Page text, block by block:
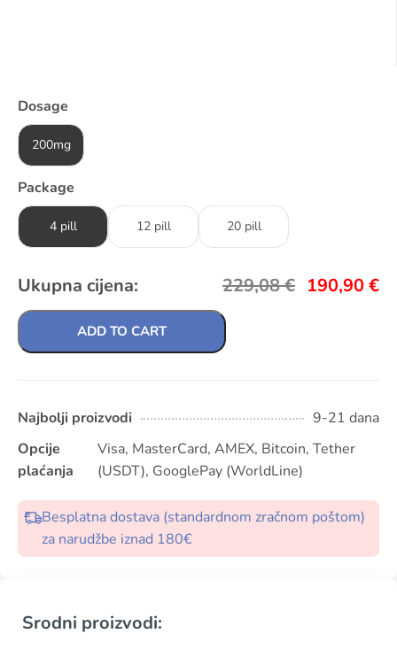
Dosage
200mg
Package
4 pill 12 pill 20 pill
Ukupna cijena: 229,08€ 190,90€
ADD TO CART
Najbolji proizvodi
9-21 dana
Opcije
plaćanja
Visa, MasterCard, AMEX, Bitcoin, Tether
(USDT), GooglePay (WorldLine)
Besplatna dostava (standardnom zračnom poštom)
za narudžbe iznad 180€
Srodni proizvodi: